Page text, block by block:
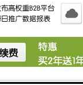
施工单位可以
酸碱的侵蚀，
对它进行维